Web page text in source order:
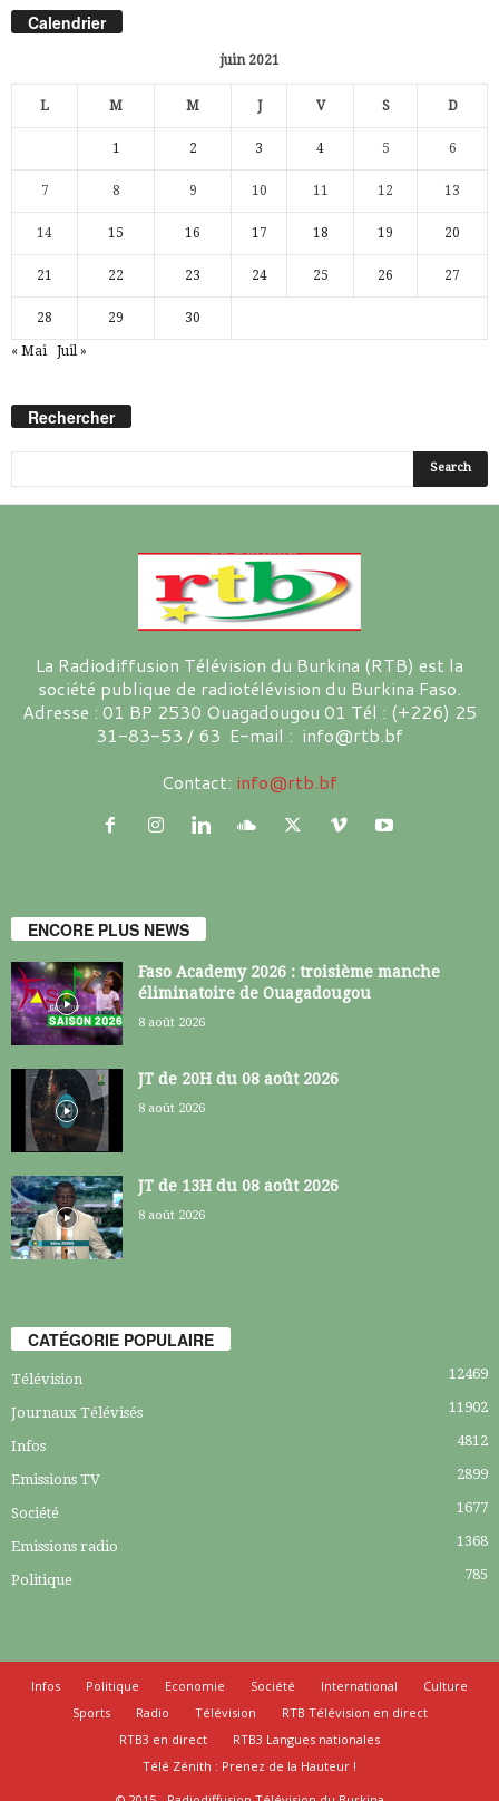
Calendrier
juin 2021
L M M J V S D
1 2 3 4 5 6
7 8 9 10 11 12 13
14 15 16 17 18 19 20
21 22 23 24 25 26 27
28 29 30
« Mai Juil »
Rechercher
La Radiodiffusion Télévision du Burkina (RTB) est la
société publique de radiotélévision du Burkina Faso.
Adresse : 01 BP 2530 Ouagadougou 01 Tél : (+226) 25
31-83-53 / 63 E-mail : info@rtb.bf
Contact: info@rtb.bf
ENCORE PLUS NEWS
Faso Academy 2026 : troisième manche
éliminatoire de Ouagadougou
8 août 2026
JT de 20H du 08 août 2026
8 août 2026
JT de 13H du 08 août 2026
8 août 2026
CATÉGORIE POPULAIRE
Télévision 12469
Journaux Télévisés 11902
Infos 4812
Emissions TV 2899
Société 1677
Emissions radio 1368
Politique 785
Infos Politique Economie Société International
Culture
Sports
Radio Télévision
RTB Télévision en direct
RTB3 en direct
RTB3 Langues nationales
Télé Zénith : Prenez de la Hauteur !